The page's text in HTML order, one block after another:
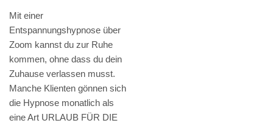
Mit einer
Entspannungshypnose über
Zoom kannst du zur Ruhe
kommen, ohne dass du dein
Zuhause verlassen musst.
Manche Klienten gönnen sich
die Hypnose monatlich als
eine Art URLAUB FÜR DIE